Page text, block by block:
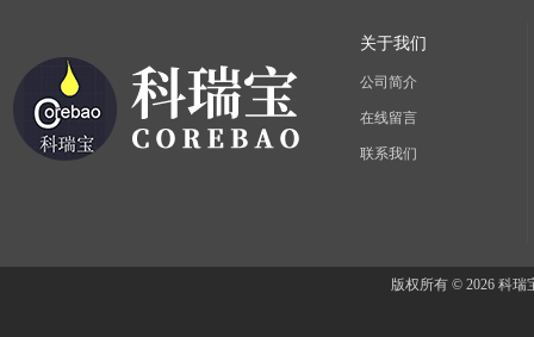
关于我们
公司简介
在线留言
联系我们
版权所有 © 2026 科